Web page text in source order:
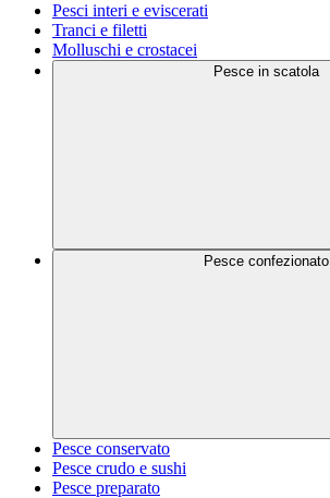
Pesci interi e eviscerati
Tranci e filetti
Molluschi e crostacei
Pesce in scatola
Pesce confezionato
Pesce conservato
Pesce crudo e sushi
Pesce preparato